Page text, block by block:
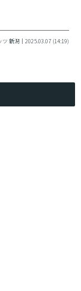
新潟｜2025.03.07 (14:19)